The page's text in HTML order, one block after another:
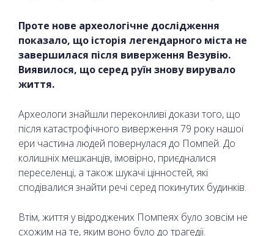
Проте нове археологічне дослідження
показало, що історія легендарного міста не
завершилася після виверження Везувію.
Виявилося, що серед руїн знову вирувало
життя.
Археологи знайшли переконливі докази того, що
після катастрофічного виверження 79 року нашої
ери частина людей повернулася до Помпей. До
колишніх мешканців, імовірно, приєдналися
переселенці, а також шукачі цінностей, які
сподівалися знайти речі серед покинутих будинків.
Втім, життя у відроджених Помпеях було зовсім не
схожим на те, яким воно було до трагедії.